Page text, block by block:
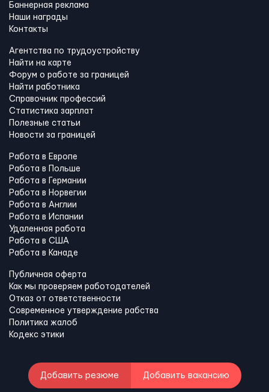
Баннерная реклама
Наши награды
Контакты
Агентства по трудоустройству
Найти на карте
Форум о работе за границей
Найти работника
Справочник профессий
Статистика зарплат
Полезные статьи
Новости за границей
Работа в Европе
Работа в Польше
Работа в Германии
Работа в Норвегии
Работа в Англии
Работа в Испании
Удаленная работа
Работа в США
Работа в Канадe
Публичная оферта
Как мы проверяем работодателей
Отказ от ответственности
Современное утверждение рабства
Политика жалоб
Кодекс этики
Добавить резюме Добавить вакансию